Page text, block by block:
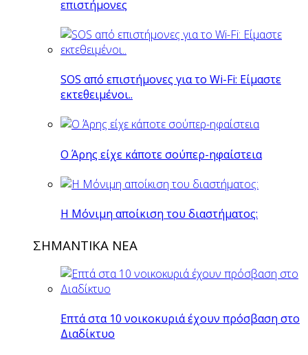
επιστήμονες
SOS από επιστήμονες για το Wi-Fi: Είμαστε
εκτεθειμένοι..
O Άρης είχε κάποτε σούπερ-ηφαίστεια
H Mόνιμη αποίκιση του διαστήματος:
ΣΗΜΑΝΤΙΚΑ ΝΕΑ
Επτά στα 10 νοικοκυριά έχουν πρόσβαση στο
Διαδίκτυο